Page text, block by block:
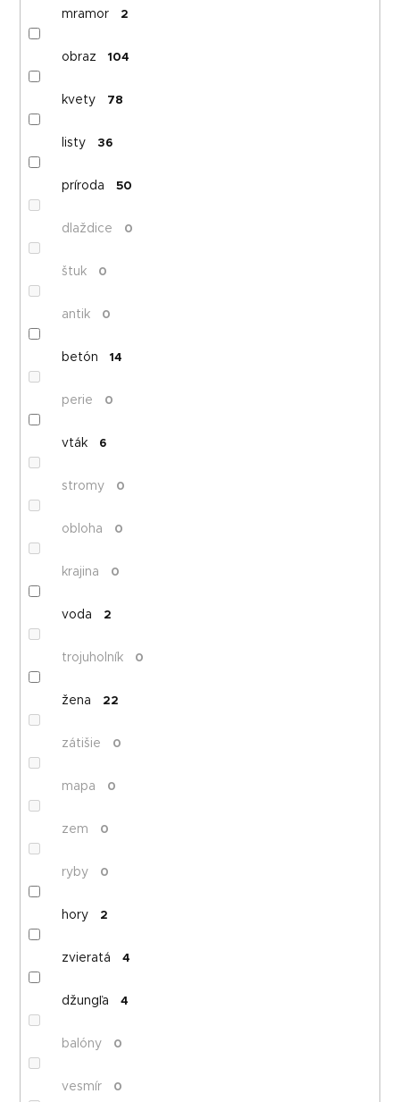
mramor 2
obraz 104
kvety 78
listy 36
príroda 50
dlaždice 0
štuk 0
antik 0
betón 14
perie 0
vták 6
stromy 0
obloha 0
krajina 0
voda 2
trojuholník 0
žena 22
zátišie 0
mapa 0
zem 0
ryby 0
hory 2
zvieratá 4
džungľa 4
balóny 0
vesmír 0